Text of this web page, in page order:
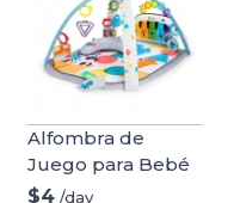
Alfombra de
Juego para Bebé
$4 /day